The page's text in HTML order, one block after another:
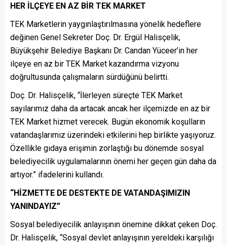
HER İLÇEYE EN AZ BİR TEK MARKET
TEK Marketlerin yaygınlaştırılmasına yönelik hedeflere
değinen Genel Sekreter Doç. Dr. Ergül Halisçelik,
Büyükşehir Belediye Başkanı Dr. Candan Yüceer’in her
ilçeye en az bir TEK Market kazandırma vizyonu
doğrultusunda çalışmaların sürdüğünü belirtti.
Doç. Dr. Halisçelik, “İlerleyen süreçte TEK Market
sayılarımız daha da artacak ancak her ilçemizde en az bir
TEK Market hizmet verecek. Bugün ekonomik koşulların
vatandaşlarımız üzerindeki etkilerini hep birlikte yaşıyoruz.
Özellikle gıdaya erişimin zorlaştığı bu dönemde sosyal
belediyecilik uygulamalarının önemi her geçen gün daha da
artıyor.” ifadelerini kullandı.
“HİZMETTE DE DESTEKTE DE VATANDAŞIMIZIN
YANINDAYIZ”
Sosyal belediyecilik anlayışının önemine dikkat çeken Doç.
Dr. Halisçelik, “Sosyal devlet anlayışının yereldeki karşılığı